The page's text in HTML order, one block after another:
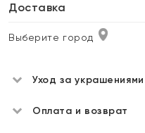
Доставка
Выберите город
Уход за украшениями
Оплата и возврат